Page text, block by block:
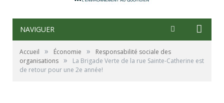
NAVIGUER
Accueil » Économie »
Responsabilité sociale des
organisations »
La Brigade Verte de la rue Sainte-Catherine est
de retour pour une 2e année!